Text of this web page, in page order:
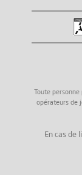
Toute
opérateurs de
En cas de